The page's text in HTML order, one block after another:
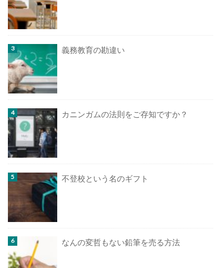
義務教育の勘違い
カニンガムの法則をご存知ですか？
不登校という名のギフト
なんの変哲もない鉛筆を売る方法